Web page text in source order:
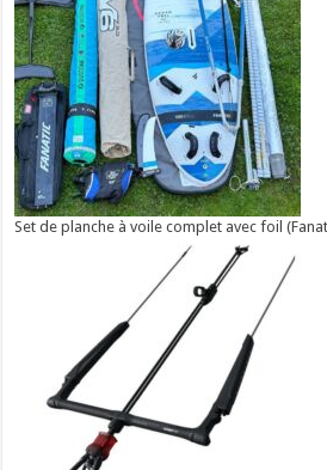
Set de planche à voile complet avec foil